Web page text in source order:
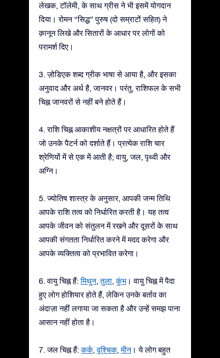
लेखक, टॉलेमी, के साथ ग्रीस ने भी इसमें योगदान
दिया। रोमन “सिद्ध” पुरुष (दो सम्राटों सहित) ने
क़ानून लिखे और सितारों के आधार पर लोगों को
परामर्श दिए।
3. ज़ोडिएक शब्द ग्रीक भाषा से आया है, और इसका
अनुवाद और अर्थ है, जानवर। परंतु, राशिफल के सभी
चिह्न जानवरों से नहीं बने होते हैं।
4. राशि चिह्न आकाशीय नक्षत्रों पर आधारित होते हैं
जो उनके पैटर्न को दर्शाते हैं। प्रत्येक राशि चार
श्रेणियों में से एक में आती है; वायु, जल, पृथ्वी और
अग्नि।
5. ज्योतिष शास्त्र के अनुसार, आपकी जन्म तिथि
आपके राशि तत्व को निर्धारित करती है। यह तत्व
आपके जीवन को संतुलन में रखने और दूसरों के साथ
आपकी संगतता निर्धारित करने में मदद करेगा और
आपके व्यक्तित्व को प्रभावित करेगा।
6. वायु चिह्न हैं:मिथुन,तुला,कुंभ। वायु चिह्न में पैदा
हुए लोग होशियार होते हैं, लेकिन उनके बर्ताव का
अंदाज़ा नहीं लगाया जा सकता है और उन्हें समझ पाना
आसान नहीं होता है।
7. जल चिह्न हैं:कर्क,वृश्चिक,मीन। ये लोग बहुत